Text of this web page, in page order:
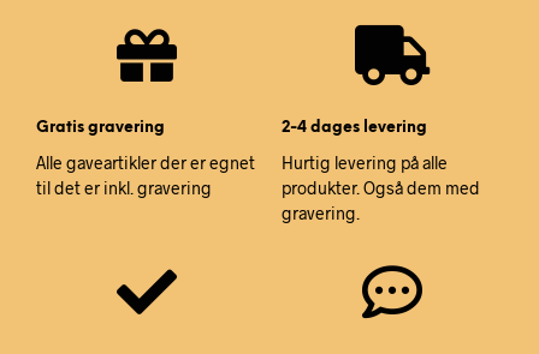
Gratis gravering
Alle gaveartikler der er egnet
til det er inkl. gravering
2-4 dages levering
Hurtig levering på alle
produkter. Også dem med
gravering.